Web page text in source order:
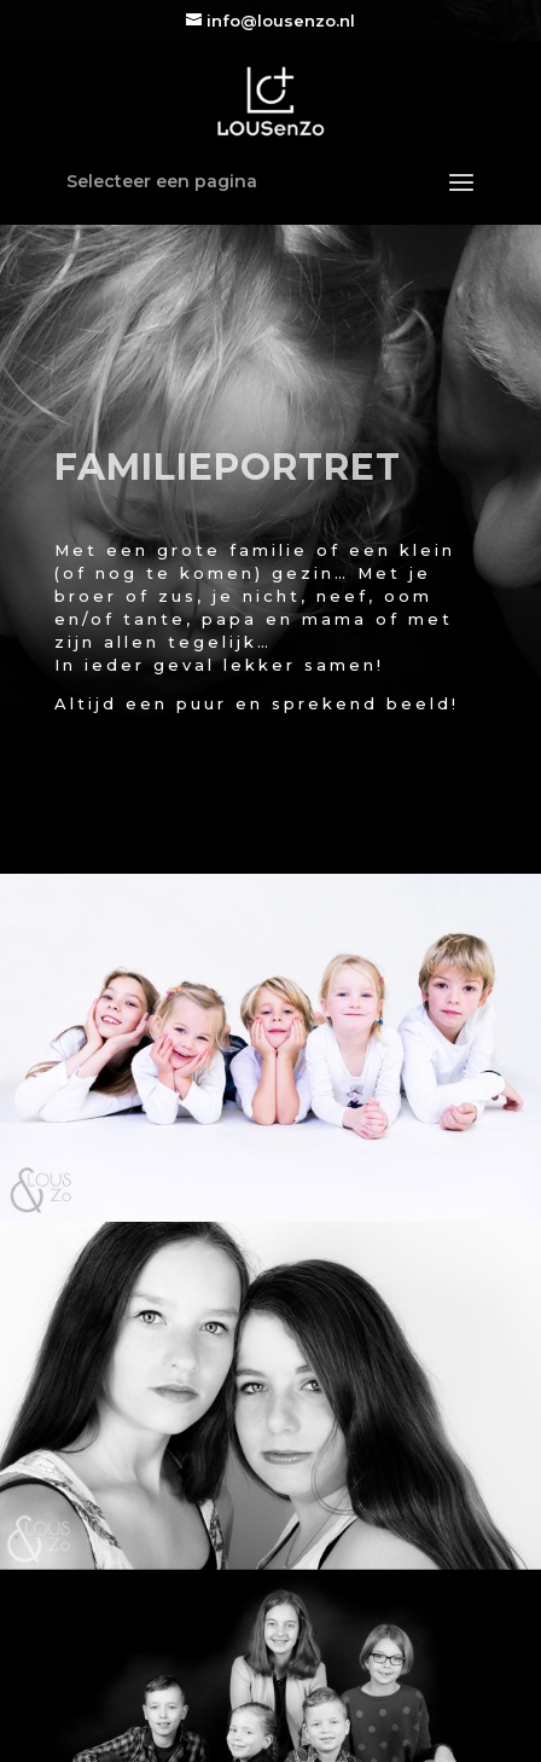
info@lousenzo.nl
Selecteer een pagina
FAMILIEPORTRET
Met een grote familie of een klein
(of nog te komen) gezin… Met je
broer of zus, je nicht, neef, oom
en/of tante, papa en mama of met
zijn allen tegelijk…
In ieder geval lekker samen!
Altijd een puur en sprekend beeld!